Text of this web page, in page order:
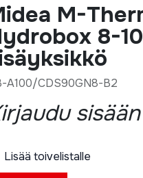
M-
8-
A100/CDS90GN8-B2
Lisää toivelistalle